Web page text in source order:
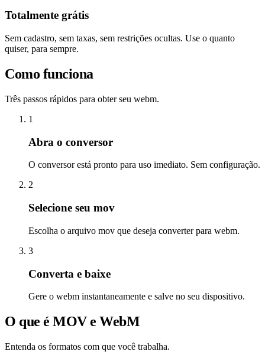
Totalmente grátis
Sem cadastro, sem taxas, sem restrições ocultas. Use o quanto
quiser, para sempre.
Como funciona
Três passos rápidos para obter seu webm.
1
Abra o conversor
O conversor está pronto para uso imediato. Sem configuração.
2
Selecione seu mov
Escolha o arquivo mov que deseja converter para webm.
3
Converta e baixe
Gere o webm instantaneamente e salve no seu dispositivo.
O que é MOV e WebM
Entenda os formatos com que você trabalha.